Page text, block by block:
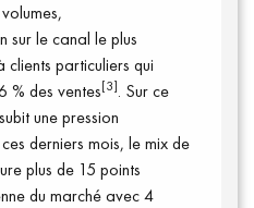
sur le canal le plus
clients particuliers qui
% des ventes[3]. Sur ce
une pression
derniers mois, le mix de
plus de 15 points
du marché avec 4